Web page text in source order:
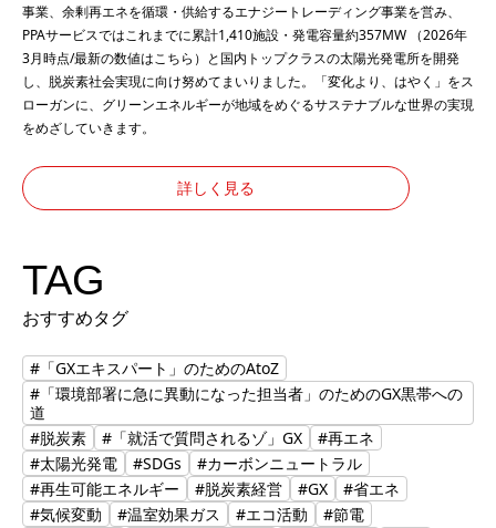
事業、余剰再エネを循環・供給するエナジートレーディング事業を営み、
PPAサービスではこれまでに累計1,410施設・発電容量約357MW （2026年
3月時点/最新の数値はこちら ）と国内トップクラスの太陽光発電所を開発
し、脱炭素社会実現に向け努めてまいりました。「変化より、はやく」をス
ローガンに、グリーンエネルギーが地域をめぐるサステナブルな世界の実現
をめざしていきます。
詳しく見る
TAG
おすすめタグ
#「GXエキスパート」のためのAtoZ
#「環境部署に急に異動になった担当者」のためのGX黒帯への
道
#脱炭素
#「就活で質問されるゾ」GX
#再エネ
#太陽光発電
#SDGs
#カーボンニュートラル
#再生可能エネルギー
#脱炭素経営 #GX
#省エネ
#気候変動
#温室効果ガス #エコ活動
#節電